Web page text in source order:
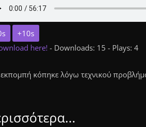
+10s
here! - Downloads: 15 - Plays: 4
κόπηκε λόγω τεχνικού